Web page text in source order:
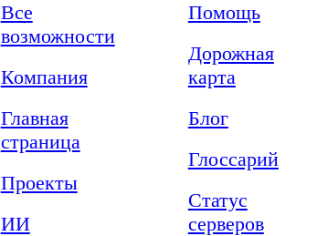
Все
возможности
Компания
Главная
страница
Проекты
ИИ
Помощь
Дорожная
карта
Блог
Глоссарий
Статус
серверов